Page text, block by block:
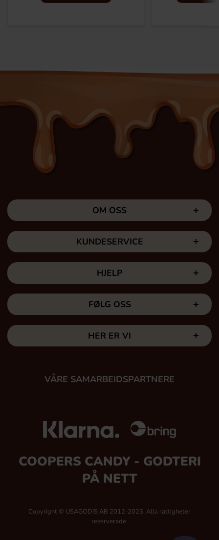
OM OSS
KUNDESERVICE
HJELP
FØLG OSS
HER ER VI
VÅRE SAMARBEIDSPARTNERE
COOPERS CANDY - GODTERI
PÅ NETT
Copyright © USAGODIS AB 2012-2023, Alla rättigheter
reserverade.